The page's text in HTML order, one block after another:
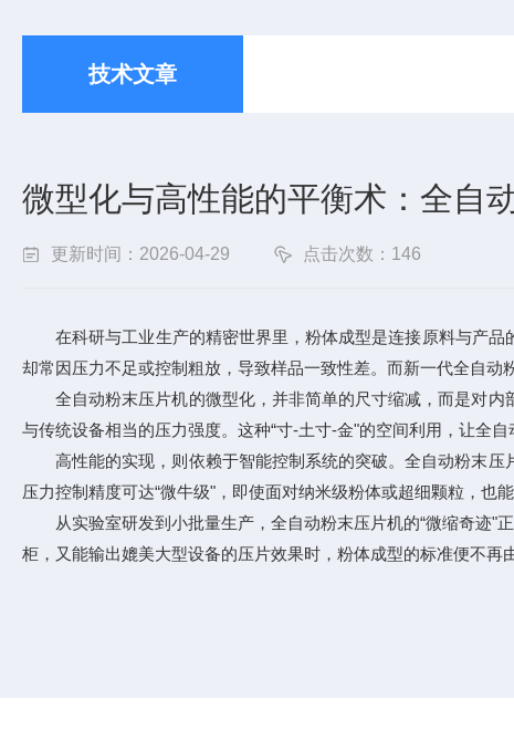
技术文章
微型化与高性能的平衡术：全自
更新时间：2026-04-29 点击次数：146
在科研与工业生产的精密世界里，粉体成型是连接原料与产品
却常因压力不足或控制粗放，导致样品一致性差。而新一代全自动
全自动粉末压片机的微型化，并非简单的尺寸缩减，而是对
与传统设备相当的压力强度。这种“寸-土寸-金"的空间利用，让全
高性能的实现，则依赖于智能控制系统的突破。全自动粉末压
压力控制精度可达“微牛级"，即使面对纳米级粉体或超细颗粒，也
从实验室研发到小批量生产，全自动粉末压片机的“微缩奇迹"正
柜，又能输出媲美大型设备的压片效果时，粉体成型的标准便不再